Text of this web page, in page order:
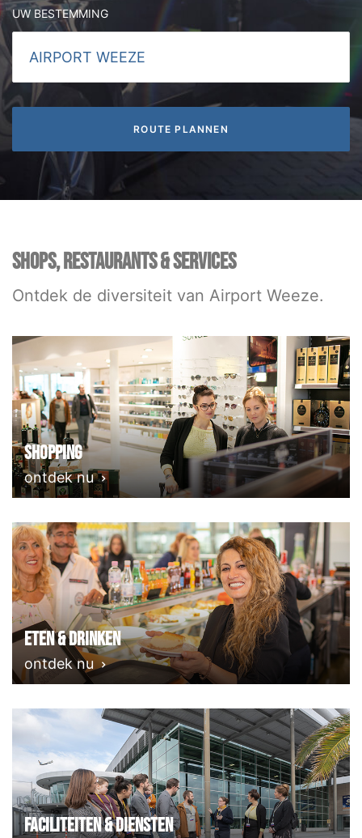
UW BESTEMMING
SHOPS, RESTAURANTS & SERVICES
Ontdek de diversiteit van Airport Weeze.
Shopping
ontdek nu
Eten & Drinken
ontdek nu
Faciliteiten & Diensten